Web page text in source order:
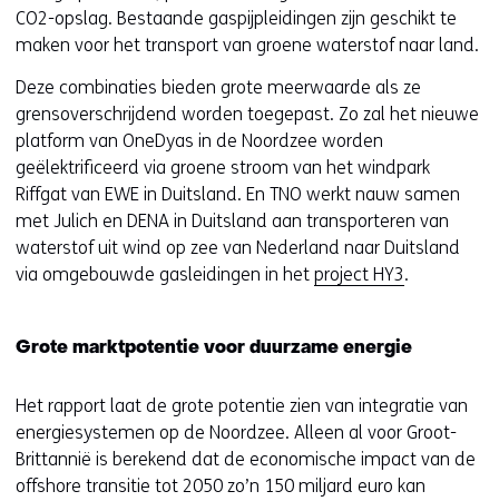
CO2-opslag. Bestaande gaspijpleidingen zijn geschikt te
maken voor het transport van groene waterstof naar land.
Deze combinaties bieden grote meerwaarde als ze
grensoverschrijdend worden toegepast. Zo zal het nieuwe
platform van OneDyas in de Noordzee worden
geëlektrificeerd via groene stroom van het windpark
Riffgat van EWE in Duitsland. En TNO werkt nauw samen
met Julich en DENA in Duitsland aan transporteren van
waterstof uit wind op zee van Nederland naar Duitsland
via omgebouwde gasleidingen in het project HY3.
Grote marktpotentie voor duurzame energie
Het rapport laat de grote potentie zien van integratie van
energiesystemen op de Noordzee. Alleen al voor Groot-
Brittannië is berekend dat de economische impact van de
offshore transitie tot 2050 zo’n 150 miljard euro kan